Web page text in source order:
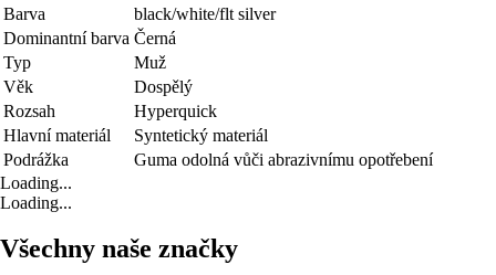
Barva
black/white/flt silver
Dominantní barva Černá
Typ
Muž
Věk
Dospělý
Rozsah
Hyperquick
Hlavní materiál
Syntetický materiál
Podrážka
Guma odolná vůči abrazivnímu opotřebení
Loading...
Loading...
Všechny naše značky